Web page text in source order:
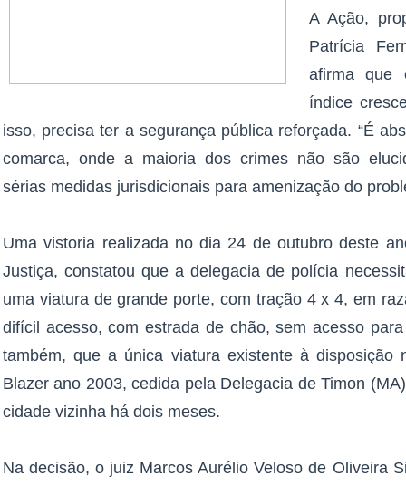
A Ação,
Patrícia
afirma que
índice
isso, precisa ter a segurança pública reforçada. “É
comarca, onde a maioria dos crimes não são
sérias medidas jurisdicionais para amenização do
Uma vistoria realizada no dia 24 de outubro deste
Justiça, constatou que a delegacia de polícia
uma viatura de grande porte, com tração 4 x 4, em
difícil acesso, com estrada de chão, sem acesso
também, que a única viatura existente à disposição
Blazer ano 2003, cedida pela Delegacia de Timon
cidade vizinha há dois meses.
Na decisão, o juiz Marcos Aurélio Veloso de Oliveira